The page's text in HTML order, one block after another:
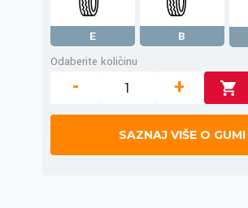
E B
Odaberite količinu
- +
SAZNAJ VIŠE O GUMI